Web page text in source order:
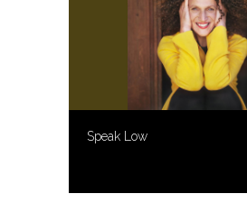
Speak Low